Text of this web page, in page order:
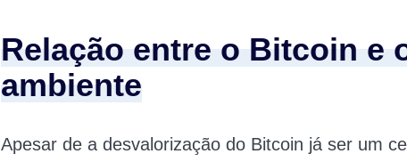
Relação entre o Bitcoin e
ambiente
Apesar de a desvalorização do Bitcoin já ser um